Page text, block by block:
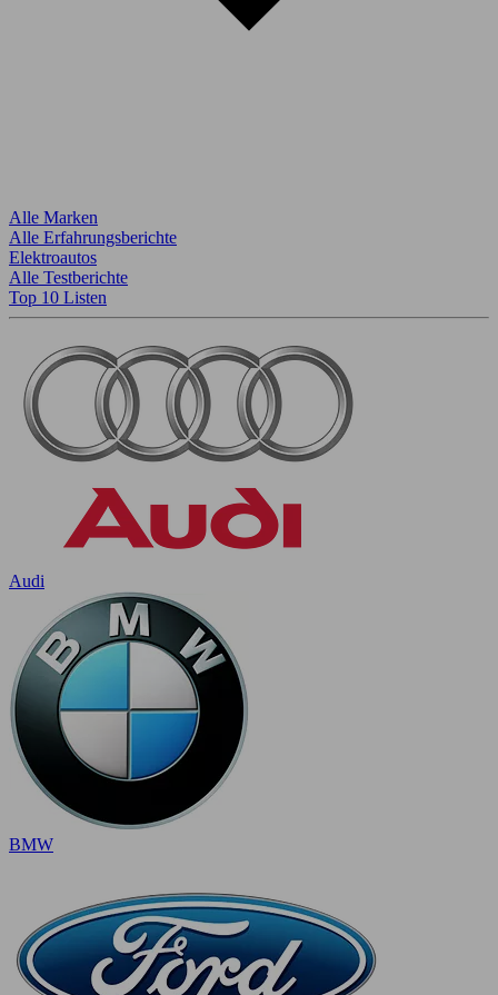
Alle Marken
Alle Erfahrungsberichte
Elektroautos
Alle Testberichte
Top 10 Listen
Audi
BMW